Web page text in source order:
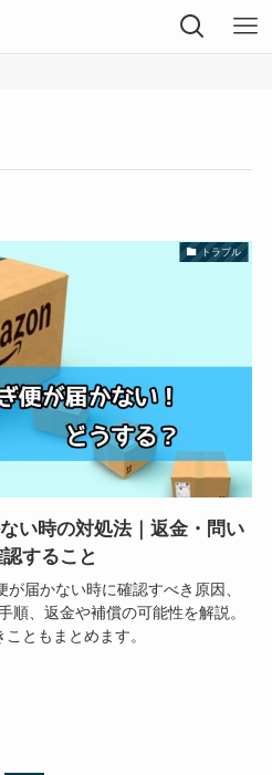
トラブル
い時の対処法｜返金・問い
すること
届かない時に確認すべき原因、
順、返金や補償の可能性を解説。
ともまとめます。